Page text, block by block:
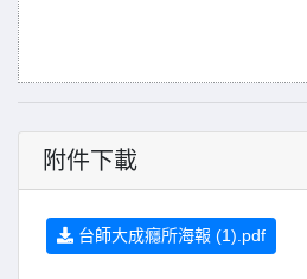
附件下載
台師大成癮所海報 (1).pdf